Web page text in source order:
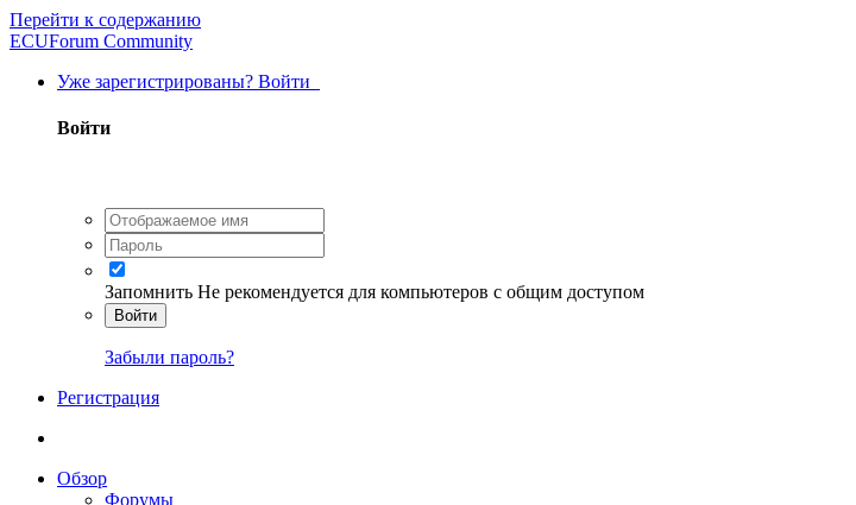
Перейти к содержанию
ECUForum Community
Уже зарегистрированы? Войти
Войти
Запомнить Не рекомендуется для компьютеров с общим доступом
Войти
Забыли пароль?
Регистрация
Обзор
Форумы